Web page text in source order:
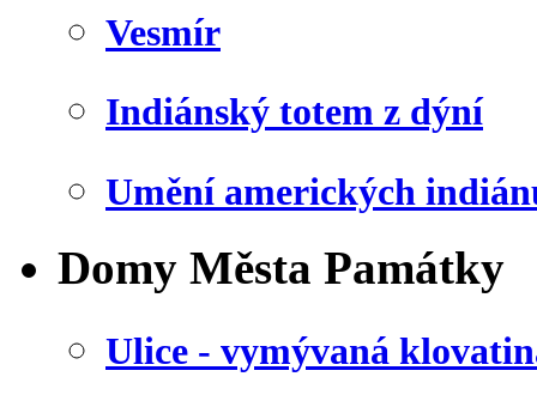
Vesmír
Indiánský totem z dýní
Umění amerických
Domy Města Památky
Ulice - vymývaná